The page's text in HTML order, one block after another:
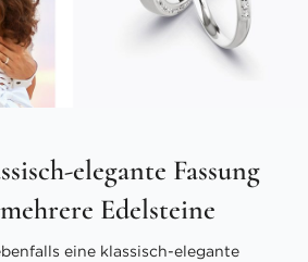
elegante Fassung
Edelsteine
eine klassisch-elegante